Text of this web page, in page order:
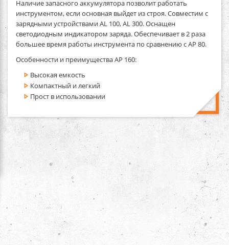
Наличие запасного аккумулятора позволит работать
инструментом, если основная выйдет из строя. Совместим с
зарядными устройствами AL 100, AL 300. Оснащен
светодиодным индикатором заряда. Обеспечивает в 2 раза
большее время работы инструмента по сравнению с AP 80.
Особенности и преимущества AP 160:
Высокая емкость
Компактный и легкий
Прост в использовании